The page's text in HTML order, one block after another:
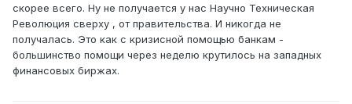
скорее всего. Ну не получается у нас Научно Техническая
Революция сверху , от правительства. И никогда не
получалась. Это как с кризисной помощью банкам -
большинство помощи через неделю крутилось на западных
финансовых биржах.